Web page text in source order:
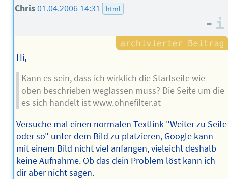
Chris01.04.2006 14:31 html
–
Hi,
Kann es sein, dass ich wirklich die Startseite wie
oben beschrieben weglassen muss? Die Seite um die
es sich handelt ist www.ohnefilter.at
Versuche mal einen normalen Textlink "Weiter zu Seite
oder so" unter dem Bild zu platzieren, Google kann
mit einem Bild nicht viel anfangen, vieleicht deshalb
keine Aufnahme. Ob das dein Problem löst kann ich
dir aber nicht sagen.